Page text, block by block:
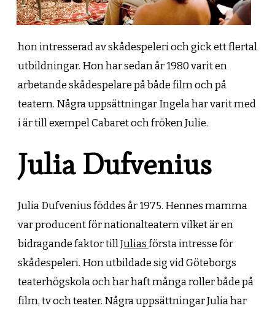
hon intresserad av skådespeleri och gick ett flertal
utbildningar. Hon har sedan år 1980 varit en
arbetande skådespelare på både film och på
teatern. Några uppsättningar Ingela har varit med
i är till exempel Cabaret och fröken Julie.
Julia Dufvenius
Julia Dufvenius föddes år 1975. Hennes mamma
var producent för nationalteatern vilket är en
bidragande faktor tillJuliasförsta intresse för
skådespeleri. Hon utbildade sig vid Göteborgs
teaterhögskola och har haft många roller både på
film, tv och teater. Några uppsättningar Julia har